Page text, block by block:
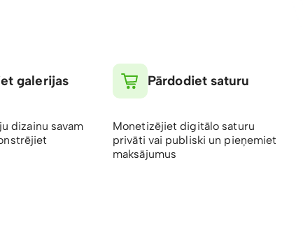
galerijas
dizainu savam
Pārdodiet saturu
Monetizējiet digitālo saturu
privāti vai publiski un pieņemiet
maksājumus